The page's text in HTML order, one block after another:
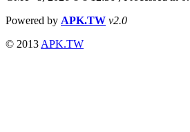
Powered by APK.TW v2.0
© 2013 APK.TW